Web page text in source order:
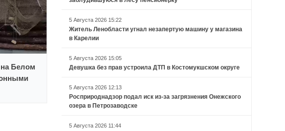
Белом
5 Августа 2026 15:22
Житель Ленобласти угнал незапертую машину у магазина
в Карелии
5 Августа 2026 15:05
Девушка без прав устроила ДТП в Костомукшском округе
5 Августа 2026 12:13
Росприроднадзор подал иск из-за загрязнения Онежского
озера в Петрозаводске
5 Августа 2026 11:44